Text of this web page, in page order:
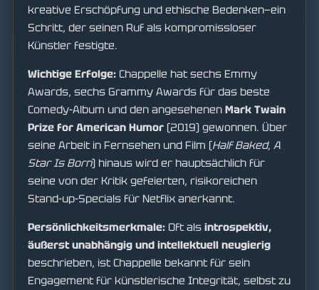
kreative Erschöpfung und ethische Bedenken—ein
Schritt, der seinen Ruf als kompromissloser
Künstler festigte.
Wichtige Erfolge: Chappelle hat sechs Emmy
Awards, sechs Grammy Awards für das beste
Comedy-Album und den angesehenen Mark Twain
Prize for American Humor (2019) gewonnen. Über
seine Arbeit in Fernsehen und Film (Half Baked, A
Star Is Born) hinaus wird er hauptsächlich für
seine von der Kritik gefeierten, risikoreichen
Stand-up-Specials für Netflix anerkannt.
Persönlichkeitsmerkmale: Oft als introspektiv,
äußerst unabhängig und intellektuell neugierig
beschrieben, ist Chappelle bekannt für sein
Engagement für künstlerische Integrität, selbst zu